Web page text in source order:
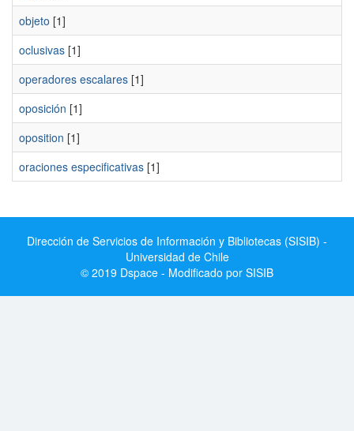
objeto [1]
oclusivas [1]
operadores escalares [1]
oposición [1]
oposition [1]
oraciones especificativas [1]
Dirección de Servicios de Información y Bibliotecas (SISIB) -
Universidad de Chile
© 2019 Dspace - Modificado por SISIB